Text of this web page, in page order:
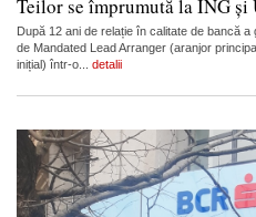
Teilor se împrumută la ING și
După 12 ani de relație în calitate de bancă
de Mandated Lead Arranger (aranjor
inițial) într-o... detalii